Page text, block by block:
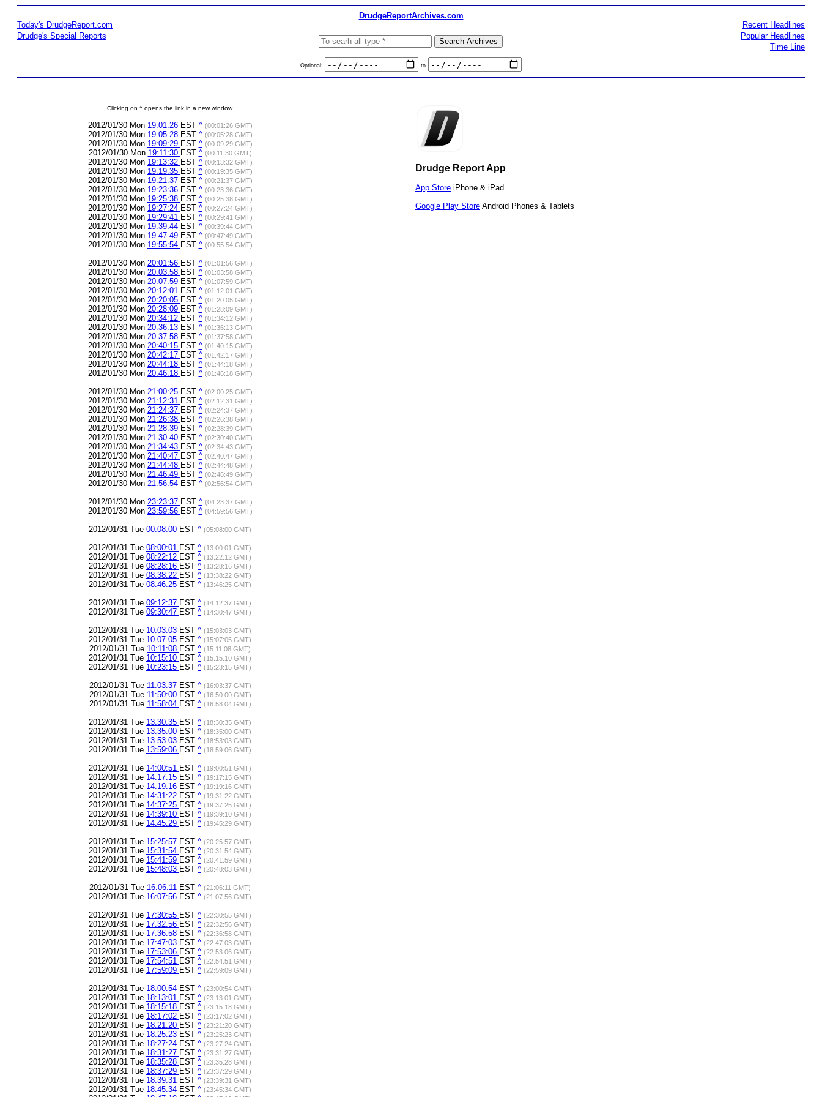
DrudgeReportArchives.com
Today's DrudgeReport.com
Drudge's Special Reports
Optional: to
Recent Headlines
Popular Headlines
Time Line
Clicking on ^ opens the link in a new window.
2012/01/30 Mon 19:01:26 EST ^ (00:01:26 GMT)
2012/01/30 Mon 19:05:28 EST ^ (00:05:28 GMT)
2012/01/30 Mon 19:09:29 EST ^ (00:09:29 GMT)
2012/01/30 Mon 19:11:30 EST ^ (00:11:30 GMT)
2012/01/30 Mon 19:13:32 EST ^ (00:13:32 GMT)
2012/01/30 Mon 19:19:35 EST ^ (00:19:35 GMT)
2012/01/30 Mon 19:21:37 EST ^ (00:21:37 GMT)
2012/01/30 Mon 19:23:36 EST ^ (00:23:36 GMT)
2012/01/30 Mon 19:25:38 EST ^ (00:25:38 GMT)
2012/01/30 Mon 19:27:24 EST ^ (00:27:24 GMT)
2012/01/30 Mon 19:29:41 EST ^ (00:29:41 GMT)
2012/01/30 Mon 19:39:44 EST ^ (00:39:44 GMT)
2012/01/30 Mon 19:47:49 EST ^ (00:47:49 GMT)
2012/01/30 Mon 19:55:54 EST ^ (00:55:54 GMT)
2012/01/30 Mon 20:01:56 EST ^ (01:01:56 GMT)
2012/01/30 Mon 20:03:58 EST ^ (01:03:58 GMT)
2012/01/30 Mon 20:07:59 EST ^ (01:07:59 GMT)
2012/01/30 Mon 20:12:01 EST ^ (01:12:01 GMT)
2012/01/30 Mon 20:20:05 EST ^ (01:20:05 GMT)
2012/01/30 Mon 20:28:09 EST ^ (01:28:09 GMT)
2012/01/30 Mon 20:34:12 EST ^ (01:34:12 GMT)
2012/01/30 Mon 20:36:13 EST ^ (01:36:13 GMT)
2012/01/30 Mon 20:37:58 EST ^ (01:37:58 GMT)
2012/01/30 Mon 20:40:15 EST ^ (01:40:15 GMT)
2012/01/30 Mon 20:42:17 EST ^ (01:42:17 GMT)
2012/01/30 Mon 20:44:18 EST ^ (01:44:18 GMT)
2012/01/30 Mon 20:46:18 EST ^ (01:46:18 GMT)
2012/01/30 Mon 21:00:25 EST ^ (02:00:25 GMT)
2012/01/30 Mon 21:12:31 EST ^ (02:12:31 GMT)
2012/01/30 Mon 21:24:37 EST ^ (02:24:37 GMT)
2012/01/30 Mon 21:26:38 EST ^ (02:26:38 GMT)
2012/01/30 Mon 21:28:39 EST ^ (02:28:39 GMT)
2012/01/30 Mon 21:30:40 EST ^ (02:30:40 GMT)
2012/01/30 Mon 21:34:43 EST ^ (02:34:43 GMT)
2012/01/30 Mon 21:40:47 EST ^ (02:40:47 GMT)
2012/01/30 Mon 21:44:48 EST ^ (02:44:48 GMT)
2012/01/30 Mon 21:46:49 EST ^ (02:46:49 GMT)
2012/01/30 Mon 21:56:54 EST ^ (02:56:54 GMT)
2012/01/30 Mon 23:23:37 EST ^ (04:23:37 GMT)
2012/01/30 Mon 23:59:56 EST ^ (04:59:56 GMT)
2012/01/31 Tue 00:08:00 EST ^ (05:08:00 GMT)
2012/01/31 Tue 08:00:01 EST ^ (13:00:01 GMT)
2012/01/31 Tue 08:22:12 EST ^ (13:22:12 GMT)
2012/01/31 Tue 08:28:16 EST ^ (13:28:16 GMT)
2012/01/31 Tue 08:38:22 EST ^ (13:38:22 GMT)
2012/01/31 Tue 08:46:25 EST ^ (13:46:25 GMT)
2012/01/31 Tue 09:12:37 EST ^ (14:12:37 GMT)
2012/01/31 Tue 09:30:47 EST ^ (14:30:47 GMT)
2012/01/31 Tue 10:03:03 EST ^ (15:03:03 GMT)
2012/01/31 Tue 10:07:05 EST ^ (15:07:05 GMT)
2012/01/31 Tue 10:11:08 EST ^ (15:11:08 GMT)
2012/01/31 Tue 10:15:10 EST ^ (15:15:10 GMT)
2012/01/31 Tue 10:23:15 EST ^ (15:23:15 GMT)
2012/01/31 Tue 11:03:37 EST ^ (16:03:37 GMT)
2012/01/31 Tue 11:50:00 EST ^ (16:50:00 GMT)
2012/01/31 Tue 11:58:04 EST ^ (16:58:04 GMT)
2012/01/31 Tue 13:30:35 EST ^ (18:30:35 GMT)
2012/01/31 Tue 13:35:00 EST ^ (18:35:00 GMT)
2012/01/31 Tue 13:53:03 EST ^ (18:53:03 GMT)
2012/01/31 Tue 13:59:06 EST ^ (18:59:06 GMT)
2012/01/31 Tue 14:00:51 EST ^ (19:00:51 GMT)
2012/01/31 Tue 14:17:15 EST ^ (19:17:15 GMT)
2012/01/31 Tue 14:19:16 EST ^ (19:19:16 GMT)
2012/01/31 Tue 14:31:22 EST ^ (19:31:22 GMT)
2012/01/31 Tue 14:37:25 EST ^ (19:37:25 GMT)
2012/01/31 Tue 14:39:10 EST ^ (19:39:10 GMT)
2012/01/31 Tue 14:45:29 EST ^ (19:45:29 GMT)
2012/01/31 Tue 15:25:57 EST ^ (20:25:57 GMT)
2012/01/31 Tue 15:31:54 EST ^ (20:31:54 GMT)
2012/01/31 Tue 15:41:59 EST ^ (20:41:59 GMT)
2012/01/31 Tue 15:48:03 EST ^ (20:48:03 GMT)
2012/01/31 Tue 16:06:11 EST ^ (21:06:11 GMT)
2012/01/31 Tue 16:07:56 EST ^ (21:07:56 GMT)
2012/01/31 Tue 17:30:55 EST ^ (22:30:55 GMT)
2012/01/31 Tue 17:32:56 EST ^ (22:32:56 GMT)
2012/01/31 Tue 17:36:58 EST ^ (22:36:58 GMT)
2012/01/31 Tue 17:47:03 EST ^ (22:47:03 GMT)
2012/01/31 Tue 17:53:06 EST ^ (22:53:06 GMT)
2012/01/31 Tue 17:54:51 EST ^ (22:54:51 GMT)
2012/01/31 Tue 17:59:09 EST ^ (22:59:09 GMT)
2012/01/31 Tue 18:00:54 EST ^ (23:00:54 GMT)
2012/01/31 Tue 18:13:01 EST ^ (23:13:01 GMT)
2012/01/31 Tue 18:15:18 EST ^ (23:15:18 GMT)
2012/01/31 Tue 18:17:02 EST ^ (23:17:02 GMT)
2012/01/31 Tue 18:21:20 EST ^ (23:21:20 GMT)
2012/01/31 Tue 18:25:23 EST ^ (23:25:23 GMT)
2012/01/31 Tue 18:27:24 EST ^ (23:27:24 GMT)
2012/01/31 Tue 18:31:27 EST ^ (23:31:27 GMT)
2012/01/31 Tue 18:35:28 EST ^ (23:35:28 GMT)
2012/01/31 Tue 18:37:29 EST ^ (23:37:29 GMT)
2012/01/31 Tue 18:39:31 EST ^ (23:39:31 GMT)
2012/01/31 Tue 18:45:34 EST ^ (23:45:34 GMT)
Drudge Report App
App Store iPhone & iPad
Google Play Store Android Phones & Tablets